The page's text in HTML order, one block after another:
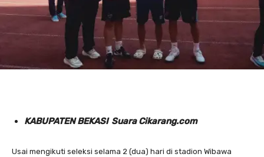
KABUPATEN BEKASI Suara Cikarang.com
Usai mengikuti seleksi selama 2 (dua) hari di stadion Wibawa